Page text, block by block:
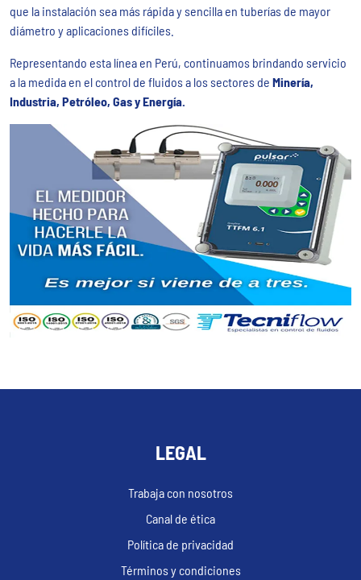
que la instalación sea más rápida y sencilla en tuberías de mayor
diámetro y aplicaciones difíciles.
Representando esta línea en Perú, continuamos brindando servicio
a la medida en el control de fluidos a los sectores de Minería,
Industria, Petróleo, Gas y Energía.
LEGAL
Trabaja con nosotros
Canal de ética
Política de privacidad
Términos y condiciones